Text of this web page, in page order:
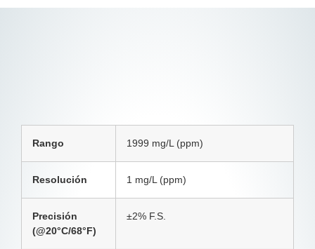
Rango 1999 mg/L (ppm)
Resolución 1 mg/L (ppm)
Precisión
(@20°C/68°F)
±2% F.S.